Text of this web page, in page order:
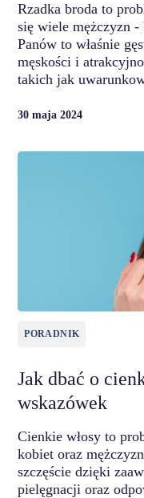
Rzadka broda to
się wiele mężczyzn
Panów to właśnie
męskości i
takich jak
30 maja 2024
PORADNIK
Jak dbać o
wskazówek
Cienkie włosy to
kobiet oraz
szczęście dzięki
pielęgnacji oraz